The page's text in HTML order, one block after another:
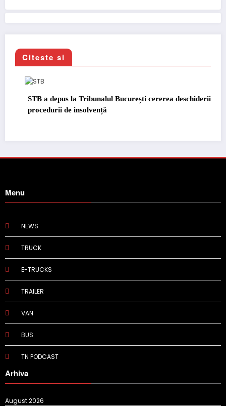
Citeste si
STB a depus la Tribunalul București cererea deschiderii
procedurii de insolvență
Menu
NEWS
TRUCK
E-TRUCKS
TRAILER
VAN
BUS
TN PODCAST
Arhiva
August 2026